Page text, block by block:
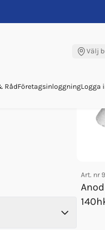
Välj
RådFöretagsinloggningLogga
Art. nr